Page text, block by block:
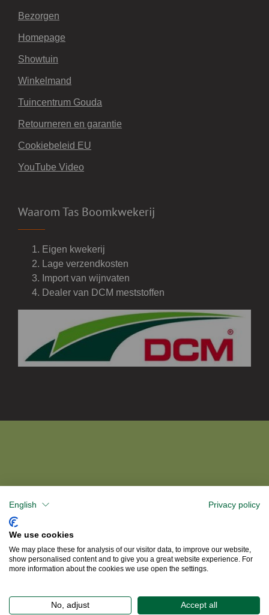
Bezorgen
Homepage
Showtuin
Winkelmand
Tuincentrum Gouda
Retourneren en garantie
Cookiebeleid EU
YouTube Video
Waarom Tas Boomkwekerij
Eigen kwekerij
Lage verzendkosten
Import van wijnvaten
Dealer van DCM meststoffen
English Privacy policy
We use cookies
We may place these for analysis of our visitor data, to improve our website,
show personalised content and to give you a great website experience. For
more information about the cookies we use open the settings.
No, adjust Accept all